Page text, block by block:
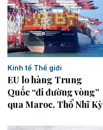
Kinh tế Thế giới
EU lo hàng Trung
Quốc “đi đường vòng”
qua Maroc, Thổ Nhĩ Kỳ